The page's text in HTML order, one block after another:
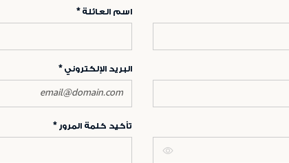
اسم العائلة
البريد الإلكتروني
تأكيد كلمة المرور